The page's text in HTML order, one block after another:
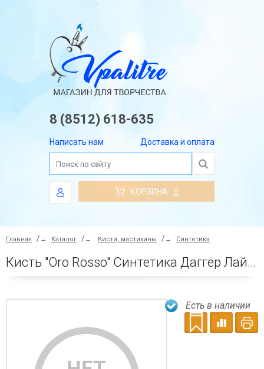
8 (8512) 618-635
Написать нам Доставка и оплата
КОРЗИНА 0
Главная → Каталог → Кисти, мастихины → Синтетика
Кисть "Oro Rosso" Синтетика Даггер Лайнер №6
Есть в наличии